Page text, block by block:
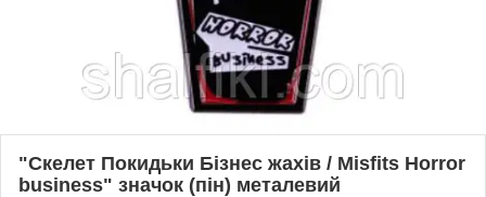
"Скелет Покидьки Бізнес жахів / Misfits Horror
business" значок (пін) металевий